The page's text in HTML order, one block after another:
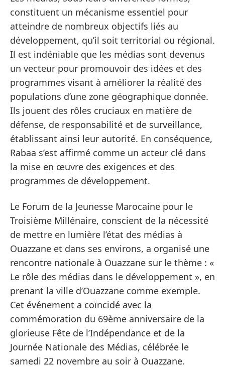
constituent un mécanisme essentiel pour
atteindre de nombreux objectifs liés au
développement, qu’il soit territorial ou régional.
Il est indéniable que les médias sont devenus
un vecteur pour promouvoir des idées et des
programmes visant à améliorer la réalité des
populations d’une zone géographique donnée.
Ils jouent des rôles cruciaux en matière de
défense, de responsabilité et de surveillance,
établissant ainsi leur autorité. En conséquence,
Rabaa s’est affirmé comme un acteur clé dans
la mise en œuvre des exigences et des
programmes de développement.
Le Forum de la Jeunesse Marocaine pour le
Troisième Millénaire, conscient de la nécessité
de mettre en lumière l’état des médias à
Ouazzane et dans ses environs, a organisé une
rencontre nationale à Ouazzane sur le thème : «
Le rôle des médias dans le développement », en
prenant la ville d’Ouazzane comme exemple.
Cet événement a coïncidé avec la
commémoration du 69ème anniversaire de la
glorieuse Fête de l’Indépendance et de la
Journée Nationale des Médias, célébrée le
samedi 22 novembre au soir à Ouazzane.